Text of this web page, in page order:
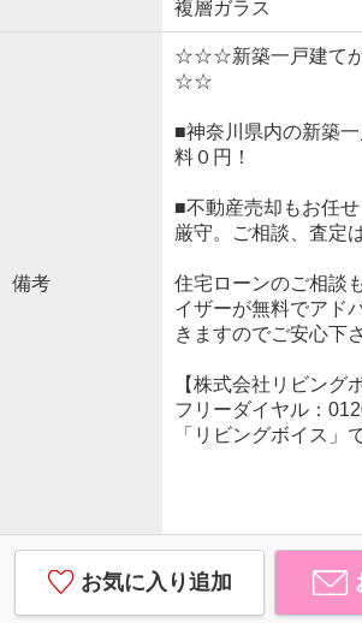
複層ガラス
備考
☆☆☆新築一戸建て
☆☆
■神奈川県内の新築
料０円！
■不動産売却もお任
厳守。ご相談、査定
住宅ローンのご相談
イザーが無料でアド
きますのでご安心下
【株式会社リビング
フリーダイヤル：
「リビングボイス」
お気に入り追加